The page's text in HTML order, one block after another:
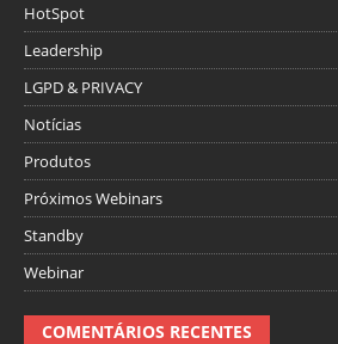
HotSpot
Leadership
LGPD & PRIVACY
Notícias
Produtos
Próximos Webinars
Standby
Webinar
COMENTÁRIOS RECENTES